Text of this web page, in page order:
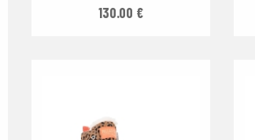
130.00 €